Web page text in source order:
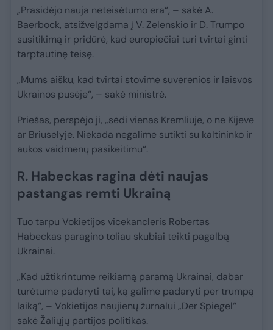
„Prasidėjo nauja neteisėtumo era“, – sakė A.
Baerbock, atsižvelgdama į V. Zelenskio ir D. Trumpo
susitikimą ir pridūrė, kad europiečiai turi tvirtai ginti
tarptautinę teisę.
„Mums aišku, kad tvirtai stovime suverenios ir laisvos
Ukrainos pusėje“, – sakė ministrė.
Priešas, perspėjo ji, „sėdi vienas Kremliuje, o ne Kijeve
ar Briuselyje. Niekada negalime sutikti su kaltininko ir
aukos vaidmenų pasikeitimu“.
R. Habeckas ragina dėti naujas
pastangas remti Ukrainą
Tuo tarpu Vokietijos vicekancleris Robertas
Habeckas paragino toliau skubiai teikti pagalbą
Ukrainai.
„Kad užtikrintume reikiamą paramą Ukrainai, dabar
turėtume padaryti tai, ką galime padaryti per trumpą
laiką“, – Vokietijos naujienų žurnalui „Der Spiegel“
sakė Žaliųjų partijos politikas.